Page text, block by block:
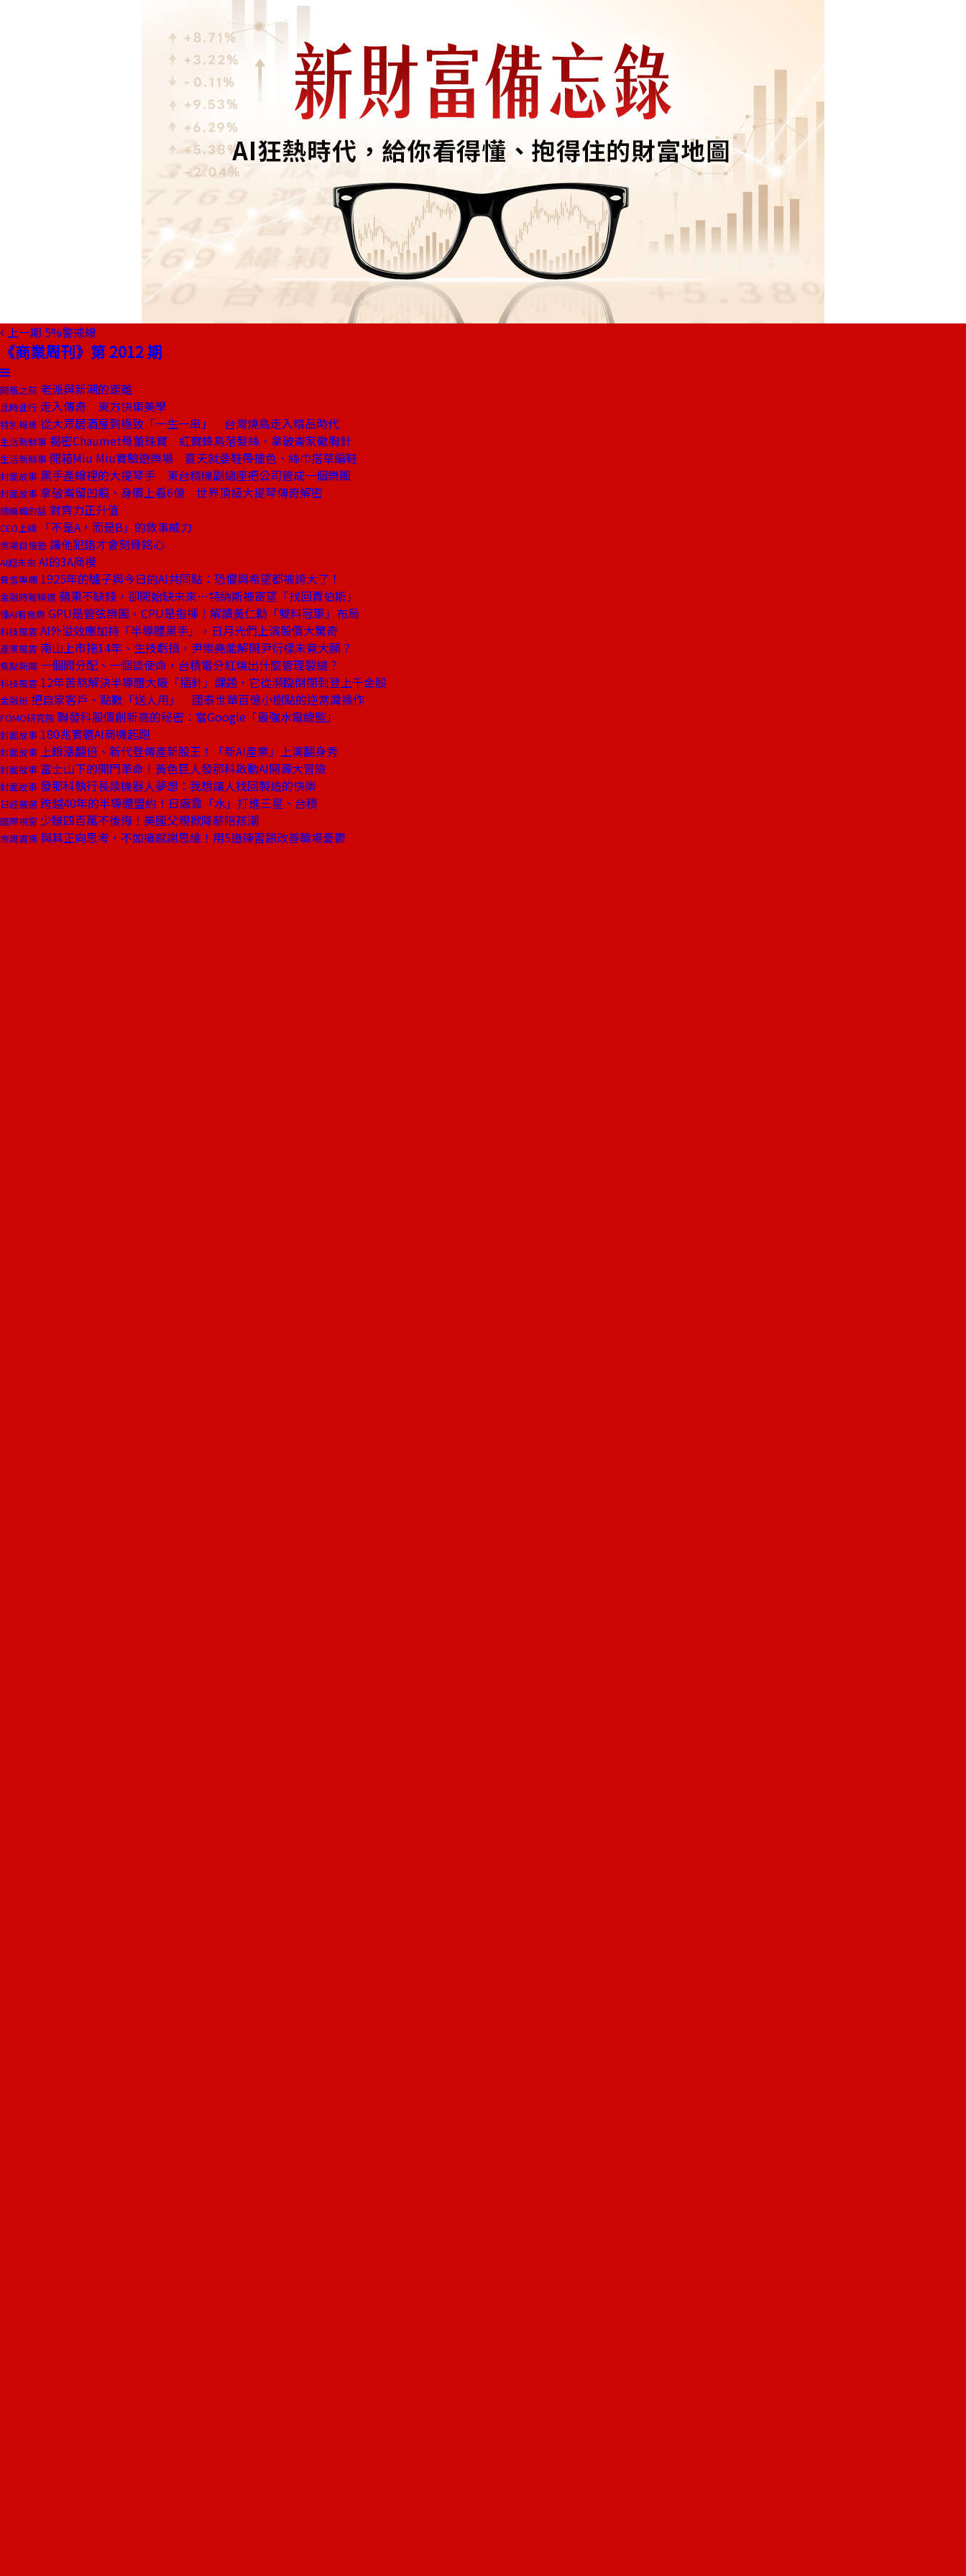
上一期 5%警戒線
《商業周刊》第 2012 期
開瓶之前 老派與新潮的距離
此時此行 走入傳奇 東方快車美學
特別報導 從大眾居酒屋到極致「一生一串」 台灣燒鳥走入精品時代
生活新鮮事 揭密Chaumet骨董珠寶 紅寶蜂鳥落髮絲、拿破崙家徽胸針
生活新鮮事 開箱Miu Miu實驗遊樂場 夏天就要鞋帶撞色、絲巾搭草編鞋
封面故事 黑手產線裡的大提琴手 東台精機副總座把公司管成一個樂團
封面故事 拿破崙留凹痕、身價上看6億 世界頂級大提琴傳奇解密
總編輯的話 對齊力正升值
CEO上線 「不是A，而是B」的敘事威力
商場自慢塾 讓他犯錯才會刻骨銘心
AI超未來 AI的3A商模
費雪專欄 1925年的驢子與今日的AI共同點：恐懼與希望都被誇大了！
金融時報精選 蘋果不缺錢，卻開始缺未來⋯特納斯被寄望「找回賈伯斯」
懂AI看商周 GPU是管弦樂團，CPU是指揮！解讀黃仁勳「雙料冠軍」布局
科技風雲 AI外溢效應加持「半導體黑手」，日月光們上演股價大驚奇
產業風雲 南山上市拖14年、生技虧損，尹崇堯能解開尹衍樑未竟大願？
焦點新聞 一個問分配、一個談使命，台積電分紅燒出什麼管理裂縫？
科技風雲 12年苦熬解決半導體大廠「插針」課題，它從瀕臨倒閉到登上千金股
金融街 把自家客戶、點數「送人用」 國泰世華百億小樹點的逆常識操作
FOMO研究院 聯發科股價創新高的秘密：當Google「最強水電總監」
封面故事 180兆實體AI商機起跑
封面故事 上銀漲翻倍、新代登傳產新股王！「新AI產業」上演翻身秀
封面故事 富士山下的開門革命！黃色巨人發那科啟動AI開源大冒險
封面故事 發那科執行長談機器人夢想：我想讓人找回製造的快樂
日經嚴選 跨越40年的半導體盟約！日廠靠「水」打進三星、台積
國際視窗 少賺四百萬不後悔！美國父親掀降薪陪孩潮
商周書摘 與其正向思考，不如擁感謝思維！用5道練習題改善職場憂鬱